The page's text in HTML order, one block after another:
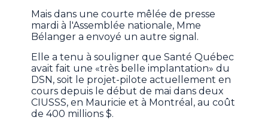
Mais dans une courte mêlée de presse
mardi à l'Assemblée nationale, Mme
Bélanger a envoyé un autre signal.
Elle a tenu à souligner que Santé Québec
avait fait une «très belle implantation» du
DSN, soit le projet-pilote actuellement en
cours depuis le début de mai dans deux
CIUSSS, en Mauricie et à Montréal, au coût
de 400 millions $.